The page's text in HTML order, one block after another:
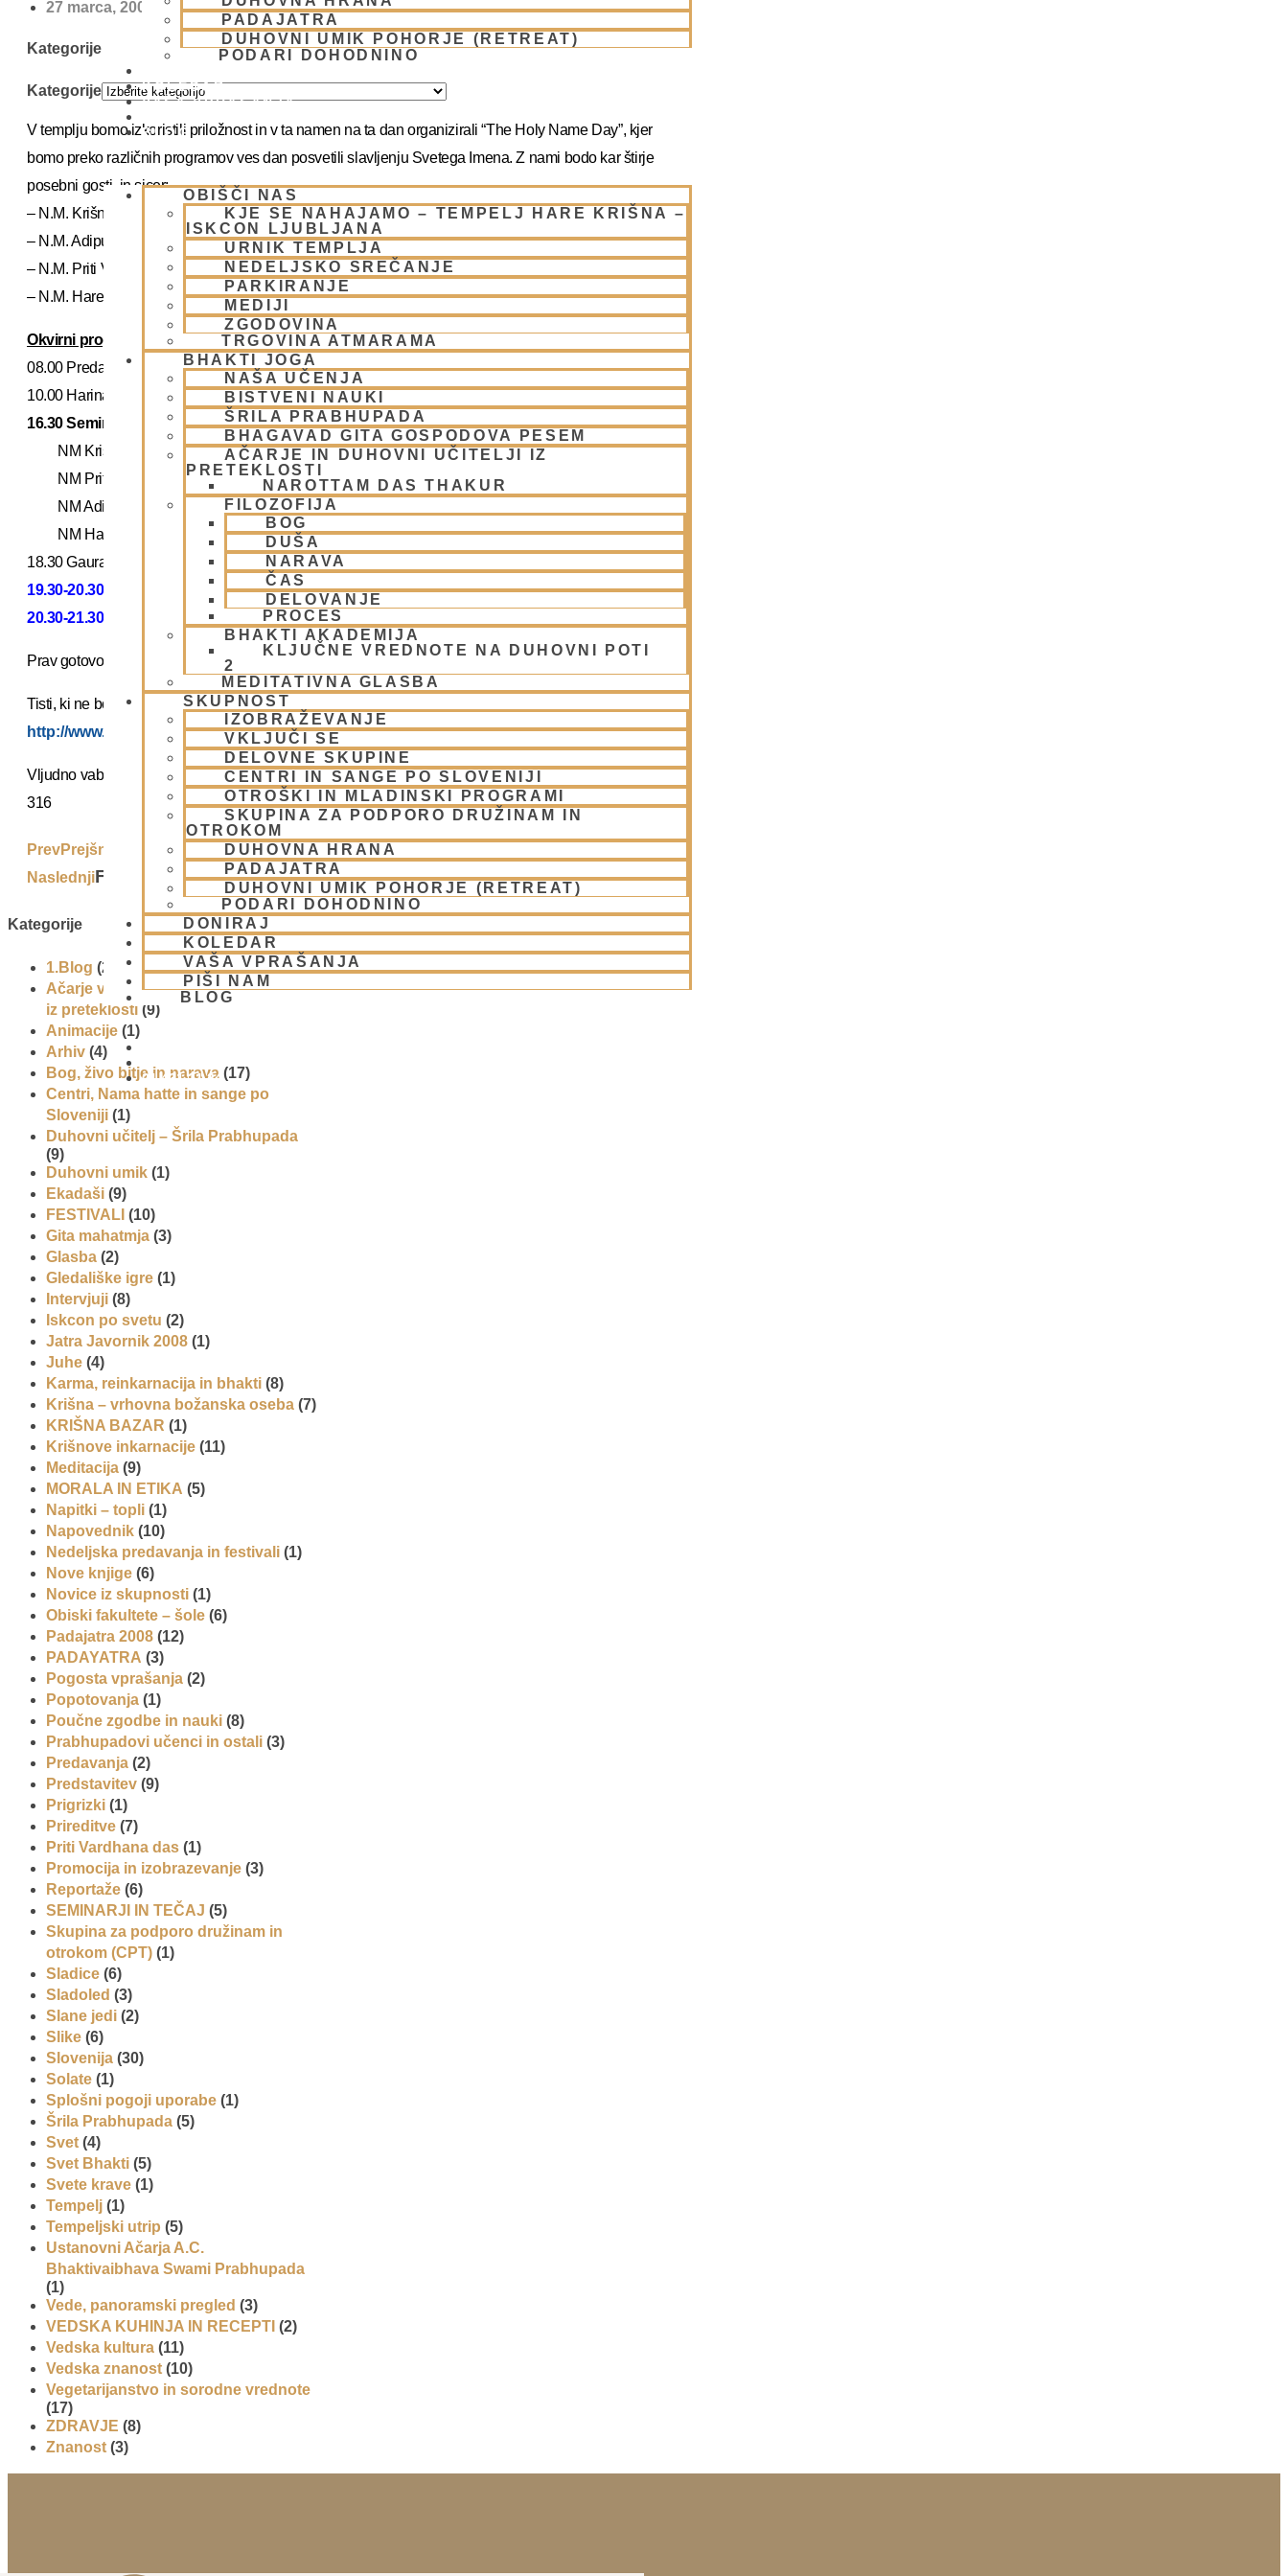
PADAJATRA
DUHOVNI UMIK POHORJE (RETREAT)
PODARI DOHODNINO
KOLEDAR
VAŠA VPRAŠANJA
BLOG
OBIŠČI NAS
KJE SE NAHAJAMO – TEMPELJ HARE KRIŠNA –
ISKCON LJUBLJANA
URNIK TEMPLJA
NEDELJSKO SREČANJE
PARKIRANJE
MEDIJI
ZGODOVINA
TRGOVINA ATMARAMA
BHAKTI JOGA
NAŠA UČENJA
BISTVENI NAUKI
ŠRILA PRABHUPADA
BHAGAVAD GITA GOSPODOVA PESEM
AČARJE IN DUHOVNI UČITELJI IZ
PRETEKLOSTI
NAROTTAM DAS THAKUR
FILOZOFIJA
BOG
DUŠA
NARAVA
ČAS
DELOVANJE
PROCES
BHAKTI AKADEMIJA
KLJUČNE VREDNOTE NA DUHOVNI POTI
2
MEDITATIVNA GLASBA
SKUPNOST
IZOBRAŽEVANJE
VKLJUČI SE
DELOVNE SKUPINE
CENTRI IN SANGE PO SLOVENIJI
OTROŠKI IN MLADINSKI PROGRAMI
SKUPINA ZA PODPORO DRUŽINAM IN
OTROKOM
DUHOVNA HRANA
PADAJATRA
DUHOVNI UMIK POHORJE (RETREAT)
PODARI DOHODNINO
DONIRAJ
KOLEDAR
VAŠA VPRAŠANJA
PIŠI NAM
BLOG
01 431 21 24
27 marca, 2009
Kategorije
Kategorije
V templju bomo izkoristili priložnost in v ta namen na ta dan organizirali “The Holy Name Day”, kjer
bomo preko različnih programov ves dan posvetili slavljenju Svetega Imena. Z nami bodo kar štirje
posebni gosti, in sicer:
– N.M. Krišna Kšetra prabhu,
– N.M. Adipuruša prabhu,
– N.M. Priti Vardhana prabhu in
– N.M. Hare Krišna prabhu.
Okvirni program:
08.00 Predavanje iz Caitanye Caritamrite na temo Svetega Imena
10.00 Harinam po ulicah Ljubljane
16.30 Seminar/diskusija na temo Svetega Imena
NM Krišna Kšetra pr: Nama tattva
NM Priti Vardhana pr: Čaščenje Božanstev in Sveto Ime
NM Adipuurša pr: Študij svetih spisov (Šrimad Bhagavatama) in Sveto Ime
NM Hare Krišna pr: Pridiganje in Sveto Ime
18.30 Gaura Aratik Kirtan
19.30-20.30 “Internet global kirtan” v živo z NM Krišna Kšetra prabhujem – NOVO
20.30-21.30 “Internet global kirtan” v živo z NM Hare Krišna prabhujem – NOVO
Prav gotovo dogodek, ki ga ne gre zamuditi.
Tisti, ki ne boste uspeli priti v naš tempelj na Žibertovi 27, boste kirtan lahko spremljali preko spleta
http://www.krishna.com/live
Vljudno vabljeni!
316
PrevPrejšnji Obisk NM Priti Vardhane prabhuja-PROGRAM obiska
NaslednjiFotoreportaža z maha-harinama v Benetkah-2.delNext
Kategorije
1.Blog (26)
Ačarje v sampradaji – duhovni učitelji
iz preteklosti (9)
Animacije (1)
Arhiv (4)
Bog, živo bitje in narava (17)
Centri, Nama hatte in sange po
Sloveniji (1)
Duhovni učitelj – Šrila Prabhupada
(9)
Duhovni umik (1)
Ekadaši (9)
FESTIVALI (10)
Gita mahatmja (3)
Glasba (2)
Gledališke igre (1)
Intervjuji (8)
Iskcon po svetu (2)
Jatra Javornik 2008 (1)
Juhe (4)
Karma, reinkarnacija in bhakti (8)
Krišna – vrhovna božanska oseba (7)
KRIŠNA BAZAR (1)
Krišnove inkarnacije (11)
Meditacija (9)
MORALA IN ETIKA (5)
Napitki – topli (1)
Napovednik (10)
Nedeljska predavanja in festivali (1)
Nove knjige (6)
Novice iz skupnosti (1)
Obiski fakultete – šole (6)
Padajatra 2008 (12)
PADAYATRA (3)
Pogosta vprašanja (2)
Popotovanja (1)
Poučne zgodbe in nauki (8)
Prabhupadovi učenci in ostali (3)
Predavanja (2)
Predstavitev (9)
Prigrizki (1)
Prireditve (7)
Priti Vardhana das (1)
Promocija in izobrazevanje (3)
Reportaže (6)
SEMINARJI IN TEČAJ (5)
Skupina za podporo družinam in
otrokom (CPT) (1)
Sladice (6)
Sladoled (3)
Slane jedi (2)
Slike (6)
Slovenija (30)
Solate (1)
Splošni pogoji uporabe (1)
Šrila Prabhupada (5)
Svet (4)
Svet Bhakti (5)
Svete krave (1)
Tempelj (1)
Tempeljski utrip (5)
Ustanovni Ačarja A.C.
Bhaktivaibhava Swami Prabhupada
(1)
Vede, panoramski pregled (3)
VEDSKA KUHINJA IN RECEPTI (2)
Vedska kultura (11)
Vedska znanost (10)
Vegetarijanstvo in sorodne vrednote
(17)
ZDRAVJE (8)
Znanost (3)